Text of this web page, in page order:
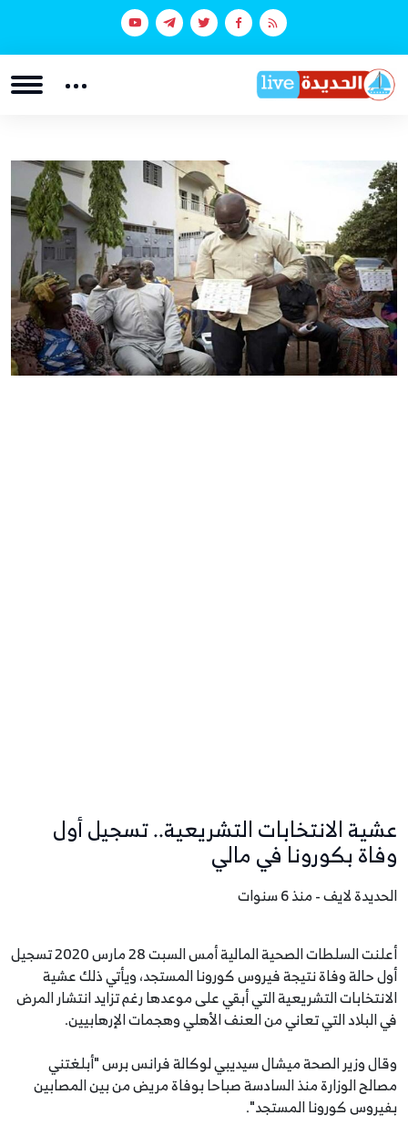
عشية الانتخابات التشريعية.. تسجيل أول
وفاة بكورونا في مالي
الحديدة لايف - منذ 6 سنوات
أعلنت السلطات الصحية المالية أمس السبت 28 مارس 2020 تسجيل
أول حالة وفاة نتيجة فيروس كورونا المستجد، ويأتي ذلك عشية
الانتخابات التشريعية التي أبقي على موعدها رغم تزايد انتشار المرض
في البلاد التي تعاني من العنف الأهلي وهجمات الإرهابيين.
وقال وزير الصحة ميشال سيديبي لوكالة فرانس برس "أبلغتني
مصالح الوزارة منذ السادسة صباحا بوفاة مريض من بين المصابين
بفيروس كورونا المستجد".